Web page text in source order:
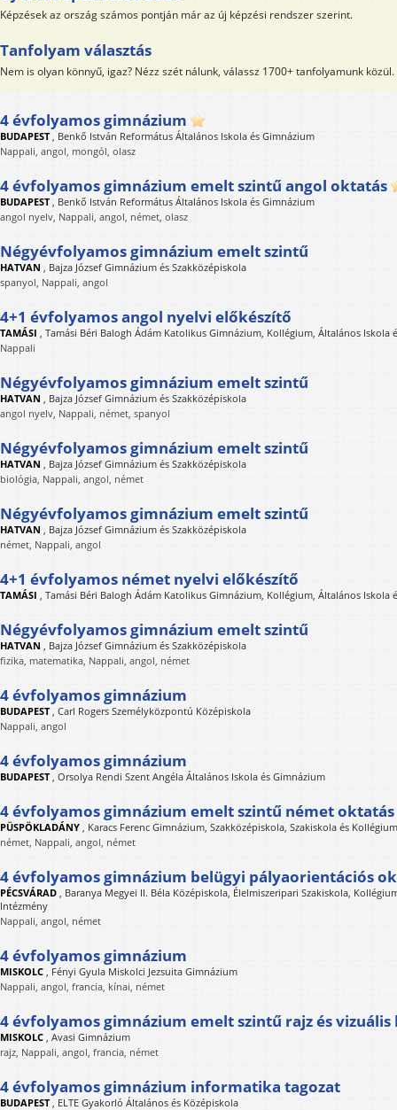
Képzések az ország számos pontján már az új képzési rendszer szerint.
Tanfolyam választás
Nem is olyan könnyű, igaz? Nézz szét nálunk, válassz 1700+ tanfolyamunk közül.
4 évfolyamos gimnázium
BUDAPEST, Benkő István Református Általános Iskola és Gimnázium
Nappali, angol, mongól, olasz
4 évfolyamos gimnázium emelt szintű angol oktatás
BUDAPEST, Benkő István Református Általános Iskola és Gimnázium
angol nyelv, Nappali, angol, német, olasz
Négyévfolyamos gimnázium emelt szintű
HATVAN , Bajza József Gimnázium és Szakközépiskola
spanyol, Nappali, angol
4+1 évfolyamos angol nyelvi előkészítő
TAMÁSI , Tamási Béri Balogh Ádám Katolikus Gimnázium, Kollégium, Általános Iskola
Nappali
Négyévfolyamos gimnázium emelt szintű
HATVAN , Bajza József Gimnázium és Szakközépiskola
angol nyelv, Nappali, német, spanyol
Négyévfolyamos gimnázium emelt szintű
HATVAN , Bajza József Gimnázium és Szakközépiskola
biológia, Nappali, angol, német
Négyévfolyamos gimnázium emelt szintű
HATVAN , Bajza József Gimnázium és Szakközépiskola
német, Nappali, angol
4+1 évfolyamos német nyelvi előkészítő
TAMÁSI , Tamási Béri Balogh Ádám Katolikus Gimnázium, Kollégium, Általános Iskola
Négyévfolyamos gimnázium emelt szintű
HATVAN , Bajza József Gimnázium és Szakközépiskola
fizika, matematika, Nappali, angol, német
4 évfolyamos gimnázium
BUDAPEST, Carl Rogers Személyközpontú Középiskola
Nappali, angol
4 évfolyamos gimnázium
BUDAPEST, Orsolya Rendi Szent Angéla Általános Iskola és Gimnázium
4 évfolyamos gimnázium emelt szintű német oktatás
PÜSPÖKLADÁNY , Karacs Ferenc Gimnázium, Szakközépiskola, Szakiskola és Kollégium
német, Nappali, angol, német
4 évfolyamos gimnázium belügyi pályaorientációs
PÉCSVÁRAD , Baranya Megyei II. Béla Középiskola, Élelmiszeripari Szakiskola,
Intézmény
Nappali, angol, német
4 évfolyamos gimnázium
MISKOLC , Fényi Gyula Miskolci Jezsuita Gimnázium
Nappali, angol, francia, kínai, német
4 évfolyamos gimnázium emelt szintű rajz és
MISKOLC , Avasi Gimnázium
rajz, Nappali, angol, francia, német
4 évfolyamos gimnázium informatika tagozat
BUDAPEST, ELTE Gyakorló Általános és Középiskola